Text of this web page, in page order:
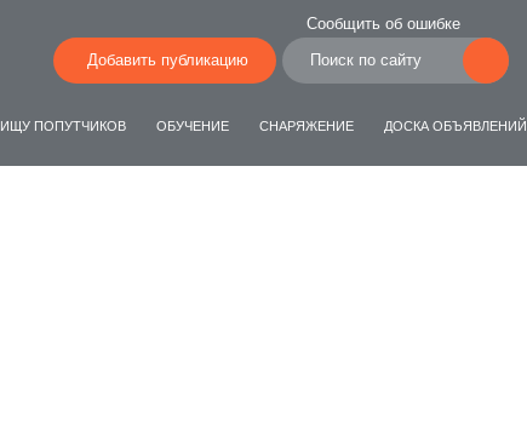
ИЩУ ПОПУТЧИКОВ ОБУЧЕНИЕ СНАРЯЖЕНИЕ ДОСКА ОБЪЯВЛЕНИЙ
Добавить публикацию
Сообщить об ошибке